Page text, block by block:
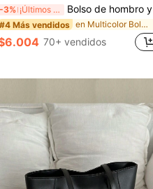
-3% ¡Últimos 3 días Bolso de hombro y bandolera para mujer Arrow Decor de color liso con bolsillo para cartera
#4 Más vendidos en Multicolor Bolsos con asa superior para mujer
70+ vendidos